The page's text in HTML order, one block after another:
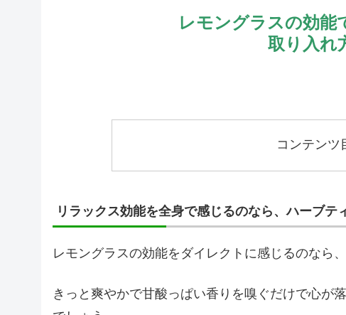
レモングラスの効
取り入れ
コンテンツ
リラックス効能を全身で感じるのなら、ハーブテ
レモングラスの効能をダイレクトに感じるのなら
きっと爽やかで甘酸っぱい香りを嗅ぐだけで心が